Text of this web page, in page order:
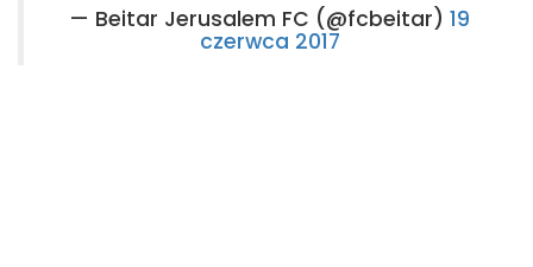
— Beitar Jerusalem FC (@fcbeitar) 19
czerwca 2017